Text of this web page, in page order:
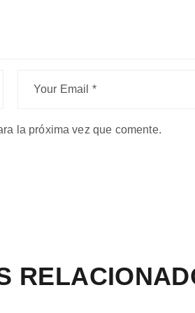
la próxima vez que comente.